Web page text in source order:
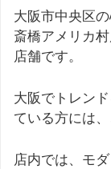
大阪市中央区
斎橋アメリカ
店舗です。
大阪でトレン
ている方には
店内では、モ